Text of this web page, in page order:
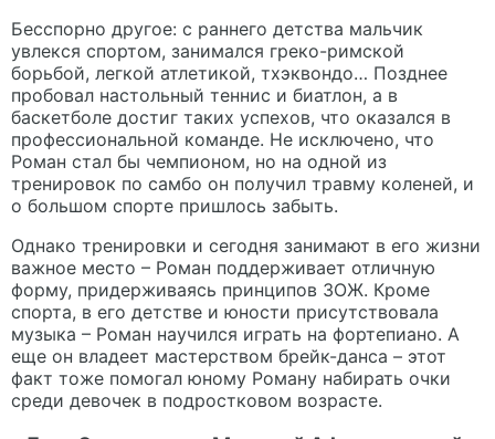
Бесспорно другое: с раннего детства мальчик
увлекся спортом, занимался греко-римской
борьбой, легкой атлетикой, тхэквондо… Позднее
пробовал настольный теннис и биатлон, а в
баскетболе достиг таких успехов, что оказался в
профессиональной команде. Не исключено, что
Роман стал бы чемпионом, но на одной из
тренировок по самбо он получил травму коленей, и
о большом спорте пришлось забыть.
Однако тренировки и сегодня занимают в его жизни
важное место – Роман поддерживает отличную
форму, придерживаясь принципов ЗОЖ. Кроме
спорта, в его детстве и юности присутствовала
музыка – Роман научился играть на фортепиано. А
еще он владеет мастерством брейк-данса – этот
факт тоже помогал юному Роману набирать очки
среди девочек в подростковом возрасте.